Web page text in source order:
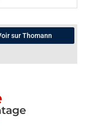
sur Thomann